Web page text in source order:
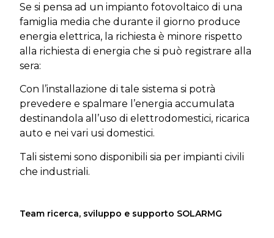
Se si pensa ad un impianto fotovoltaico di una
famiglia media che durante il giorno produce
energia elettrica, la richiesta è minore rispetto
alla richiesta di energia che si può registrare alla
sera:
Con l’installazione di tale sistema si potrà
prevedere e spalmare l’energia accumulata
destinandola all’uso di elettrodomestici, ricarica
auto e nei vari usi domestici.
Tali sistemi sono disponibili sia per impianti civili
che industriali.
Team ricerca, sviluppo e supporto SOLARMG